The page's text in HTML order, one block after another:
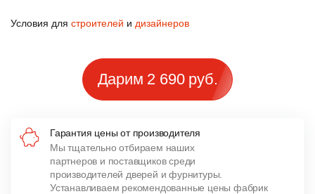
Условия для строителей и дизайнеров
Дарим 2 690 руб.
Гарантия цены от производителя
Мы тщательно отбираем наших
партнеров и поставщиков среди
производителей дверей и фурнитуры.
Устанавливаем рекомендованные цены фабрик